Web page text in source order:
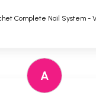
Complete Nail System -
A